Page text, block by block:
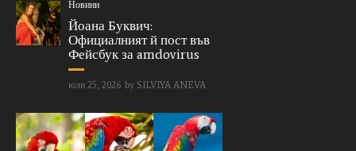
Новини
Йоана Буквич:
Официалният й пост във
Фейсбук за amdovirus
юли 25, 2026 by SILVIYA ANEVA